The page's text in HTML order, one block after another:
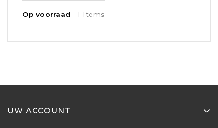
Op voorraad 1 Items
UW ACCOUNT